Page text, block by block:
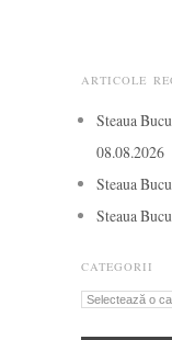
ARTICOLE
Steaua
08.08.2026
Steaua
Steaua
CATEGORII
Categorii